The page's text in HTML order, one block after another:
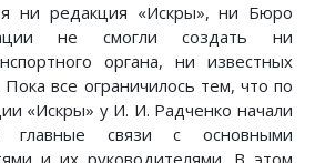
ни редакция «Искры», ни Бюро
не смогли создать ни
органа, ни известных
все ограничилось тем, что по
«Искры» у И. И. Радченко начали
главные связи с основными